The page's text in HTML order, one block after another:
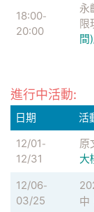
18:00-
20:00
永
限
間
進行中活動:
日期
活
12/01-
12/31
原
大
12/06-
03/25
中